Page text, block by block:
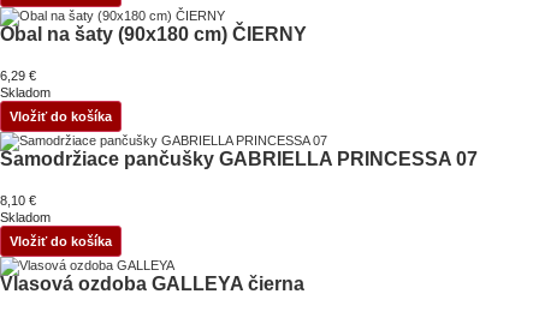
Obal na šaty (90x180 cm) ČIERNY
6,29 €
Skladom
Vložiť do košíka
Samodržiace pančušky GABRIELLA PRINCESSA 07
8,10 €
Skladom
Vložiť do košíka
Vlasová ozdoba GALLEYA čierna